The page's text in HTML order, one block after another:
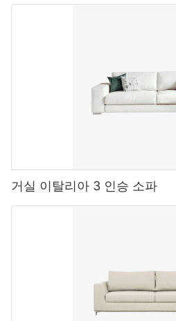
거실 이탈리아 3 인승 소파